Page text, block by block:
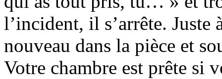
l’incident, il s’arrête. Juste
nouveau dans la pièce et
Votre chambre est prête si